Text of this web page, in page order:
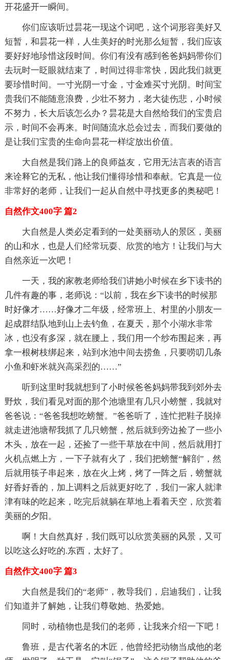
开花盛开一瞬间。
你们应该听过昙花一现这个词吧，这个词形容美好又
短暂，和昙花一样，人生美好的时光那么短暂，我们应该
要好好地珍惜这段时间。你们有没有感到爸爸妈妈带你们
去玩时一眨眼就结束了，时间过得非常快，因此我们就更
要珍惜时间。一寸光阴一寸金，寸金难买寸光阴。时间宝
贵我们不能随意浪费，少壮不努力，老大徒伤悲，小时候
不努力，长大后该怎么办？昙花是大自然给我们的宝贵启
示，时间不会再来。时间随流水总会过去，而我们要做的
是让我们宝贵的生命向昙花一样绽放出价值。
大自然是我们路上的良师益友，它用无法言表的语言
来诠释它的无私，他让我们懂得珍惜和奉献。它真是一位
非常好的老师，让我们一起从自然中寻找更多的奥秘吧！
自然作文400字 篇2
大自然是人类必定看到的一处美丽动人的景区，美丽
的山和水，也是人们经常玩耍、欣赏的地方！让我们与大
自然亲近一次吧！
一天，我的家教老师给我们讲她小时候在乡下读书的
几件有趣的事，老师说：“以前，我在乡下读书的时候那
时好像才……好像才二年级，经常班上、村里的小朋友一
起成群结队地到山上去钓鱼，在夏天，那个小湖水非常
冰，也没有多深，就在腰上，我们用一个纱布围起来，再
拿一根树枝绑起来，站到水池中间去捞鱼，只要唠叨几条
小鱼和虾米就兴高采烈的……”
听到这里时我就想到了小时候爸爸妈妈带我到郊外去
野炊，我们看见对面的那个池塘里有几只小螃蟹，我就对
爸爸说：“爸爸我想吃螃蟹。”爸爸听了，连忙把鞋子脱掉
就走进池塘帮我抓了几只螃蟹，然后就到旁边捡了一些小
木头，放在一起，还捡了一些干草放在中间，然后就用打
火机点燃上方，一下子就有火了，我们把螃蟹“解剖”，然
后就用筷子串起来，放在火上烤，烤了一阵之后，螃蟹就
好香好香的，加上调料之后就更好吃了，我们一家人就津
津有味的吃起来，吃完后就躺在草地上看着天空，欣赏着
美丽的夕阳。
啊！大自然真好，我们既可以欣赏美丽的风景，又可
以吃这么好吃的.东西，太好了。
自然作文400字 篇3
大自然是我们的“老师”，教导我们，启迪我们，让我
们知道并了解她，让我们尊敬她、热爱她。
同时，动植物也是我们的老师，让我来介绍一下吧！
鲁班，是古代著名的木匠，他曾经把动物当成他的老